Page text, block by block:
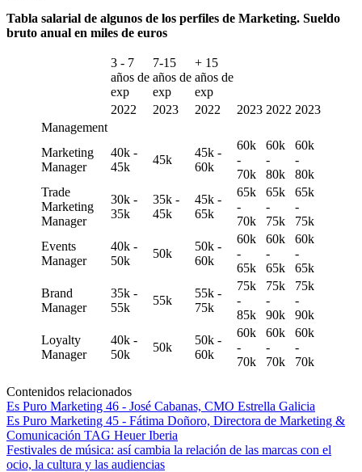
Tabla salarial de algunos de los perfiles de Marketing. Sueldo
bruto anual en miles de euros
3 - 7
años de
exp
7-15
años de
exp
+ 15
años de
exp
2022
2023 2022 2023 2022 2023
Management
Marketing
Manager
40k -
45k
45k
45k -
60k
60k
-
70k
60k
-
80k
60k
-
80k
Trade
Marketing
Manager
30k -
35k
35k -
45k
45k -
65k
65k
-
70k
65k
-
75k
65k
-
75k
Events
Manager
40k -
50k
50k
50k -
60k
60k
-
65k
60k
-
65k
60k
-
65k
Brand
Manager
35k -
55k
55k
55k -
75k
75k
-
85k
75k
-
90k
75k
-
90k
Loyalty
Manager
40k -
50k
50k
50k -
60k
60k
-
70k
60k
-
70k
60k
-
70k
Contenidos relacionados
Es Puro Marketing 46 - José Cabanas, CMO Estrella Galicia
Es Puro Marketing 45 - Fátima Doñoro, Directora de Marketing &
Comunicación TAG Heuer Iberia
Festivales de música: así cambia la relación de las marcas con el
ocio, la cultura y las audiencias